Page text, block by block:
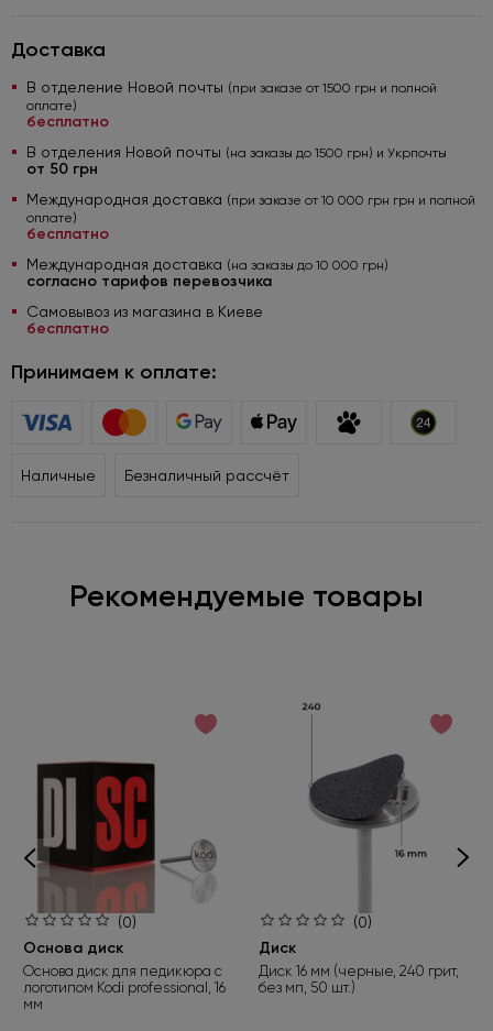
Доставка
В отделение Новой почты (при заказе от 1500 грн и полной
оплате)
бесплатно
В отделения Новой почты (на заказы до 1500 грн) и Укрпочты
от 50 грн
Международная доставка (при заказе от 10 000 грн грн и полной
оплате)
бесплатно
Международная доставка (на заказы до 10 000 грн)
согласно тарифов перевозчика
Самовывоз из магазина в Киеве
бесплатно
Принимаем к оплате:
Наличные Безналичный рассчёт
Рекомендуемые товары
(0)
Основа диск
Основа диск для педикюра с
логотипом Kodi professional, 16
мм
(0)
Диск
Диск 16 мм (черные, 240 грит,
без мп, 50 шт.)